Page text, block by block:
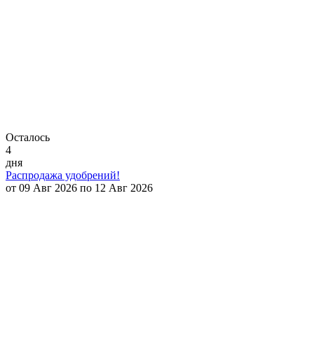
Осталось
4
дня
Распродажа удобрений!
от 09 Авг 2026 по 12 Авг 2026